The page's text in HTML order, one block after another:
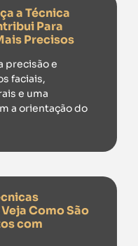
a Técnica
Para
Precisos
precisão e
faciais,
e uma
a orientação do
Como São
com